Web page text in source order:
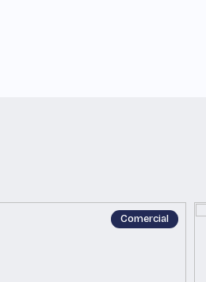
Comercial